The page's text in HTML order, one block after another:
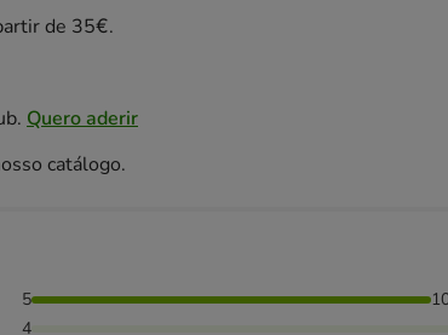
de 35€.
Quero aderir
catálogo.
5
4